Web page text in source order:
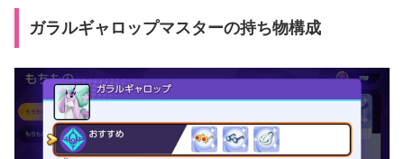
ガラルギャロップマスターの持ち物構成